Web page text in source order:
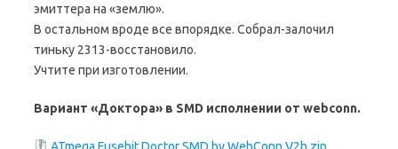
эмиттера на «землю».
В остальном вроде все впорядке. Собрал-залочил
тиньку 2313-восстановило.
Учтите при изготовлении.
Вариант «Доктора» в SMD исполнении от webconn.